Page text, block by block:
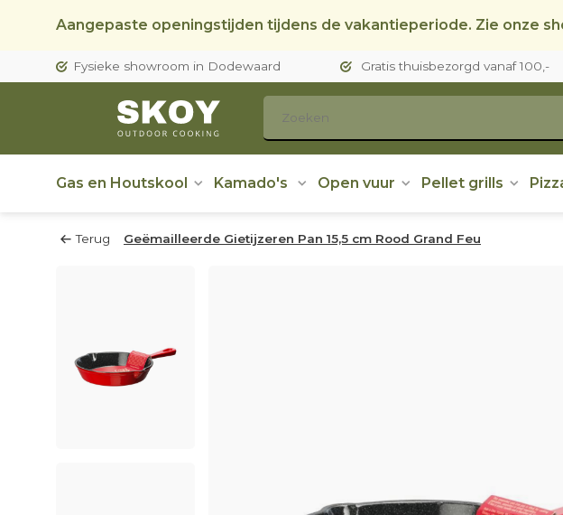
Aangepaste openingstijden tijdens de vakantieperiode. Zie onze
Fysieke showroom in Dodewaard Gratis thuisbezorgd vanaf 100,-
Gas en Houtskool Kamado's Open vuur Pellet grills
Terug Geëmailleerde Gietijzeren Pan 15,5 cm Rood Grand Feu